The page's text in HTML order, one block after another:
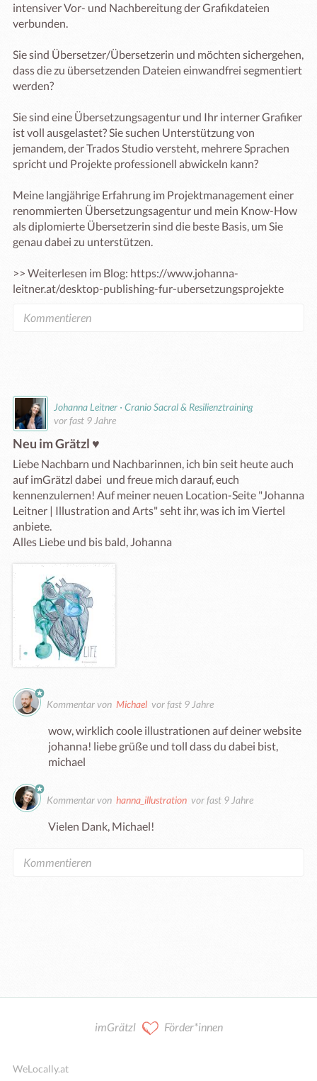
intensiver Vor- und Nachbereitung der Grafikdateien
verbunden.
Sie sind Übersetzer/Übersetzerin und möchten sichergehen,
dass die zu übersetzenden Dateien einwandfrei segmentiert
werden?
Sie sind eine Übersetzungsagentur und Ihr interner Grafiker
ist voll ausgelastet? Sie suchen Unterstützung von
jemandem, der Trados Studio versteht, mehrere Sprachen
spricht und Projekte professionell abwickeln kann?
Meine langjährige Erfahrung im Projektmanagement einer
renommierten Übersetzungsagentur und mein Know-How
als diplomierte Übersetzerin sind die beste Basis, um Sie
genau dabei zu unterstützen.
>> Weiterlesen im Blog: https://www.johanna-
leitner.at/desktop-publishing-fur-ubersetzungsprojekte
Johanna Leitner · Cranio Sacral & Resilienztraining
vor fast 9 Jahre
Neu im Grätzl ♥
Liebe Nachbarn und Nachbarinnen, ich bin seit heute auch
auf imGrätzl dabei  und freue mich darauf, euch
kennenzulernen! Auf meiner neuen Location-Seite "Johanna
Leitner | Illustration and Arts" seht ihr, was ich im Viertel
anbiete.
Alles Liebe und bis bald, Johanna
Kommentar von Michael vor fast 9 Jahre
wow, wirklich coole illustrationen auf deiner website
johanna! liebe grüße und toll dass du dabei bist,
michael
Kommentar von hanna_illustration vor fast 9 Jahre
Vielen Dank, Michael!
imGrätzl Förder*innen
WeLocally.at